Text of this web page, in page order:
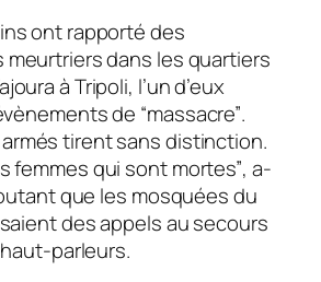
ont rapporté des
dans les quartiers
à Tripoli, l’un d’eux
de “massacre”.
armés tirent sans distinction.
femmes qui sont mortes”, a-
que les mosquées du
des appels au secours
parleurs.